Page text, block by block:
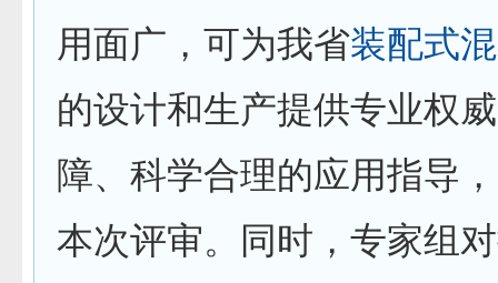
用面广，可为我省装配式
的设计和生产提供专业权
障、科学合理的应用指导
本次评审。同时，专家组